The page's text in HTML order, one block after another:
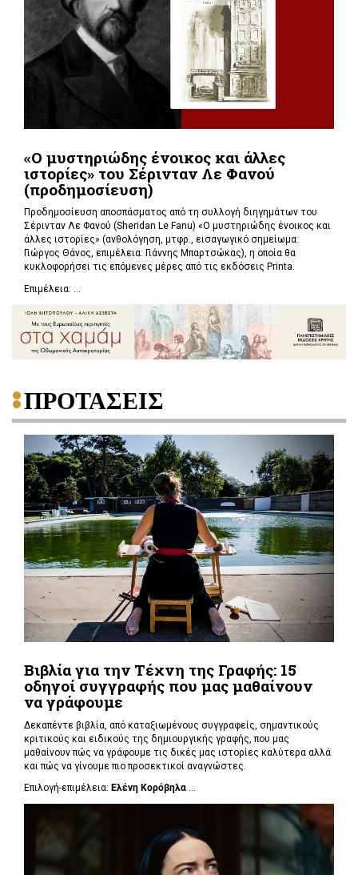
«Ο μυστηριώδης ένοικος και άλλες
ιστορίες» του Σέρινταν Λε Φανού
(προδημοσίευση)
Προδημοσίευση αποσπάσματος από τη συλλογή διηγημάτων του
Σέρινταν Λε Φανού (Sheridan Le Fanu) «Ο μυστηριώδης ένοικος και
άλλες ιστορίες» (ανθολόγηση, μτφρ., εισαγωγικό σημείωμα:
Γιώργος Θάνος, επιμέλεια: Γιάννης Μπαρτσώκας), η οποία θα
κυκλοφορήσει τις επόμενες μέρες από τις εκδόσεις Printa.
Επιμέλεια: ...
ΠΡΟΤΑΣΕΙΣ
Βιβλία για την Τέχνη της Γραφής: 15
οδηγοί συγγραφής που μας μαθαίνουν
να γράφουμε
Δεκαπέντε βιβλία, από καταξιωμένους συγγραφείς, σημαντικούς
κριτικούς και ειδικούς της δημιουργικής γραφής, που μας
μαθαίνουν πώς να γράφουμε τις δικές μας ιστορίες καλύτερα αλλά
και πώς να γίνουμε πιο προσεκτικοί αναγνώστες.
Επιλογή-επιμέλεια: Ελένη Κορόβηλα ...